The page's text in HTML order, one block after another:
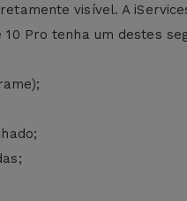
visível. A
10 Pro tenha um destes